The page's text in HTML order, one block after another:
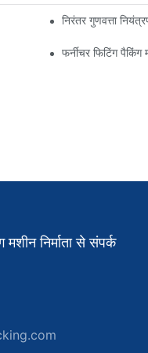
निरंतर गुणवत्ता
फर्नीचर फिटिंग
निर्माता से संपर्क